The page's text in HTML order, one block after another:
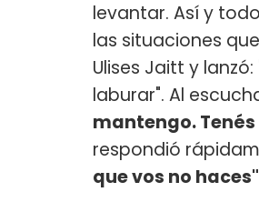
levantar. Así y
las situaciones
Ulises Jaitt y
laburar". Al
mantengo.
respondió
que vos no